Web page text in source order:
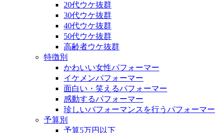
20代ウケ抜群
30代ウケ抜群
40代ウケ抜群
50代ウケ抜群
高齢者ウケ抜群
特徴別
かわいい女性パフォーマー
イケメンパフォーマー
面白い・笑えるパフォーマー
感動するパフォーマー
珍しいパフォーマンスを行うパフォーマー
予算別
予算5万円以下